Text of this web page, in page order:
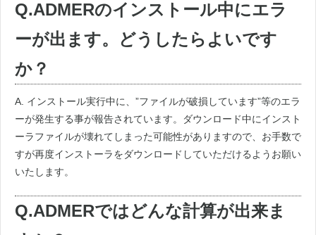
Q.ADMERのインストール中にエラ
ーが出ます。どうしたらよいです
か？
A. インストール実行中に、”ファイルが破損しています”等のエラ
ーが発生する事が報告されています。ダウンロード中にインスト
ーラファイルが壊れてしまった可能性がありますので、お手数で
すが再度インストーラをダウンロードしていただけるようお願い
いたします。
Q.ADMERではどんな計算が出来ま